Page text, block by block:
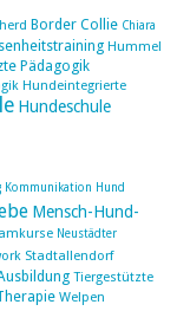
Border Collie Chiara
Hummel
Pädagogik
Hundeintegrierte
Hundeschule
Kommunikation Hund
Mensch-Hund-
Neustädter
Stadtallendorf
Tiergestützte
Welpen